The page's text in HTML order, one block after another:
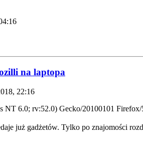
na laptopa
22:16
NT 6.0; rv:52.0) Gecko/20100101 Firefox/
już gadżetów. Tylko po znajomości